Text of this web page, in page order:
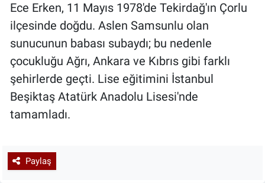
Ece Erken, 11 Mayıs 1978'de Tekirdağ'ın Çorlu
ilçesinde doğdu. Aslen Samsunlu olan
sunucunun babası subaydı; bu nedenle
çocukluğu Ağrı, Ankara ve Kıbrıs gibi farklı
şehirlerde geçti. Lise eğitimini İstanbul
Beşiktaş Atatürk Anadolu Lisesi'nde
tamamladı.
Paylaş